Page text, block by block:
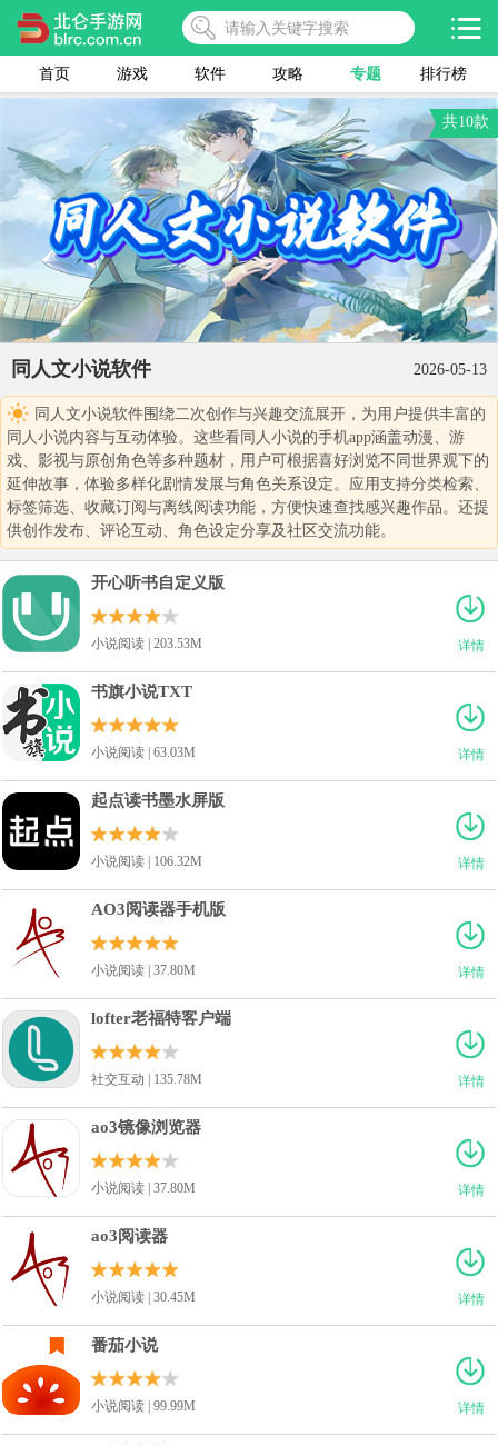
首页 游戏 软件 攻略 专题 排行榜
共10款
同人文小说软件 2026-05-13
同人文小说软件围绕二次创作与兴趣交流展开，为用户提供丰富的
同人小说内容与互动体验。这些看同人小说的手机app涵盖动漫、游
戏、影视与原创角色等多种题材，用户可根据喜好浏览不同世界观下的
延伸故事，体验多样化剧情发展与角色关系设定。应用支持分类检索、
标签筛选、收藏订阅与离线阅读功能，方便快速查找感兴趣作品。还提
供创作发布、评论互动、角色设定分享及社区交流功能。
详情
开心听书自定义版
小说阅读 | 203.53M
详情
书旗小说TXT
小说阅读 | 63.03M
详情
起点读书墨水屏版
小说阅读 | 106.32M
详情
AO3阅读器手机版
小说阅读 | 37.80M
详情
lofter老福特客户端
社交互动 | 135.78M
详情
ao3镜像浏览器
小说阅读 | 37.80M
详情
ao3阅读器
小说阅读 | 30.45M
详情
番茄小说
小说阅读 | 99.99M